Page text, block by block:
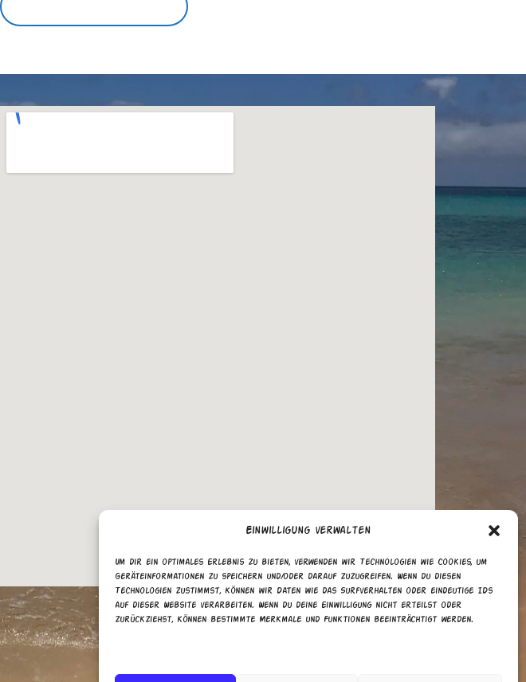
Einwilligung verwalten
Um dir ein optimales Erlebnis zu bieten, verwenden wir Technologien wie Cookies, um
Geräteinformationen zu speichern und/oder darauf zuzugreifen. Wenn du diesen
Technologien zustimmst, können wir Daten wie das Surfverhalten oder eindeutige IDs
auf dieser Website verarbeiten. Wenn du deine Einwilligung nicht erteilst oder
zurückziehst, können bestimmte Merkmale und Funktionen beeinträchtigt werden.
DAS